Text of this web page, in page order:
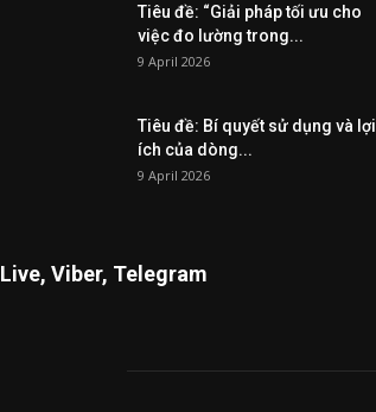
Tiêu đề: “Giải pháp tối ưu cho
việc đo lường trong...
9 April 2026
Tiêu đề: Bí quyết sử dụng và lợi
ích của dòng...
9 April 2026
Live, Viber, Telegram